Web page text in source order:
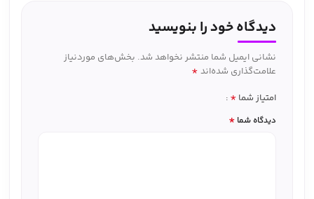
دیدگاه خود را بنویسید
نشانی ایمیل شما منتشر نخواهد شد. بخش‌های موردنیاز
علامت‌گذاری شده‌اند *
امتیاز شما *
دیدگاه شما *